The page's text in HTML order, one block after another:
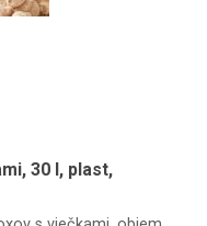
30 l, plast,